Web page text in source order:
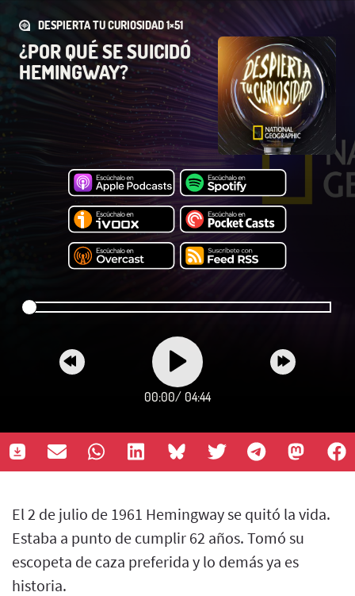
DESPIERTA TU CURIOSIDAD 1×51
¿POR QUÉ SE SUICIDÓ
HEMINGWAY?
00:00/ 04:44
El 2 de julio de 1961 Hemingway se quitó la vida.
Estaba a punto de cumplir 62 años. Tomó su
escopeta de caza preferida y lo demás ya es
historia.